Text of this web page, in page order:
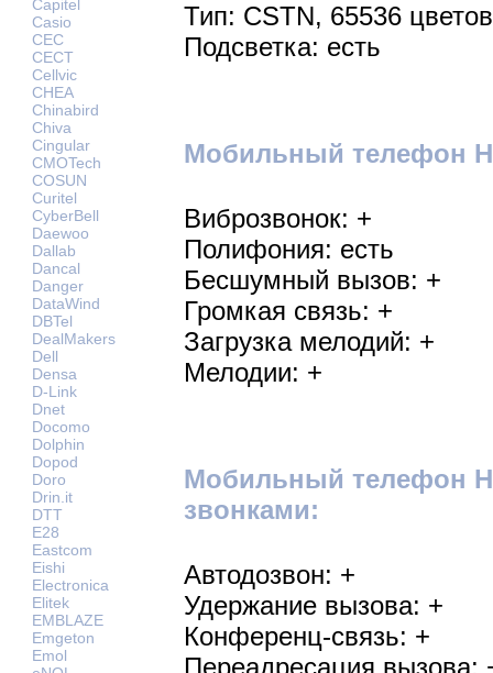
Capitel
Casio
CEC
CECT
Cellvic
CHEA
Chinabird
Chiva
Cingular
CMOTech
COSUN
Curitel
CyberBell
Daewoo
Dallab
Dancal
Danger
DataWind
DBTel
DealMakers
Dell
Densa
D-Link
Dnet
Docomo
Dolphin
Dopod
Doro
Drin.it
DTT
E28
Eastcom
Eishi
Electronica
Elitek
EMBLAZE
Emgeton
Emol
Тип: CSTN, 65536
Подсветка: есть
Мобильный телефон
Виброзвонок: +
Полифония: есть
Бесшумный вызов: +
Громкая связь: +
Загрузка мелодий: +
Мелодии: +
Мобильный телефон
звонками:
Автодозвон: +
Удержание вызова: +
Конференц-связь: +
Переадресация вызова: